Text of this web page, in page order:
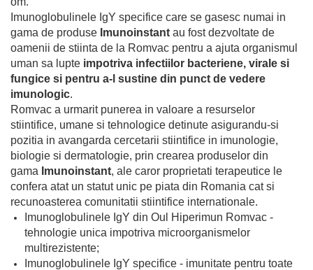
Damel Goup - Pectol (4 produse)
Damhert Nutrition (3 produse)
Dasco Distribution - EasyCare (30
produse)
Dextro Energy GmbH & Co.Kg (14
produse)
Dr. Bronner's (57produse)
Elfa Pharm (10 produse)
Eruslu Hygenic - Baby Fit (12
produse)
Eurobio Lab OŰ (8 produse)
Eurobio Lab OŰ - Wilda Siberica
(12 produse)
Exotic-K (3 produse)
Absorbante zilnice - Protej Slip
Absorbate de zi/noapte
Chiloti Menstruali
Creme si Unguente
Gel Intim
Ingrijire fata
Ingrijire par
Masca si Balsam
Sampon
Ingrijire picioare
Ingrijire Sani
Masti Faciale
Organic Corner
Scutece - Chilotel Sustenabile
Scutece Sustenabile
Servetele Umede
Seturi Copii si Bebe
Suplimente Alimentare Copii si
Bebe
Termometre Copii si Bebe
Imunoglobulinele IgY specifice care se gasesc numai in
gama de produse Imunoinstant au fost dezvoltate de
oamenii de stiinta de la Romvac pentru a ajuta organismul
uman sa lupte impotriva infectiilor bacteriene, virale si
fungice si pentru a-l sustine din punct de vedere
imunologic.
Romvac a urmarit punerea in valoare a resurselor
stiintifice, umane si tehnologice detinute asigurandu-si
pozitia in avangarda cercetarii stiintifice in imunologie,
biologie si dermatologie, prin crearea produselor din
gama Imunoinstant, ale caror proprietati terapeutice le
confera atat un statut unic pe piata din Romania cat si
recunoasterea comunitatii stiintifice internationale.
Imunoglobulinele IgY din Oul Hiperimun Romvac -
tehnologie unica impotriva microorganismelor
multirezistente;
Imunoglobulinele IgY specifice - imunitate pentru toate